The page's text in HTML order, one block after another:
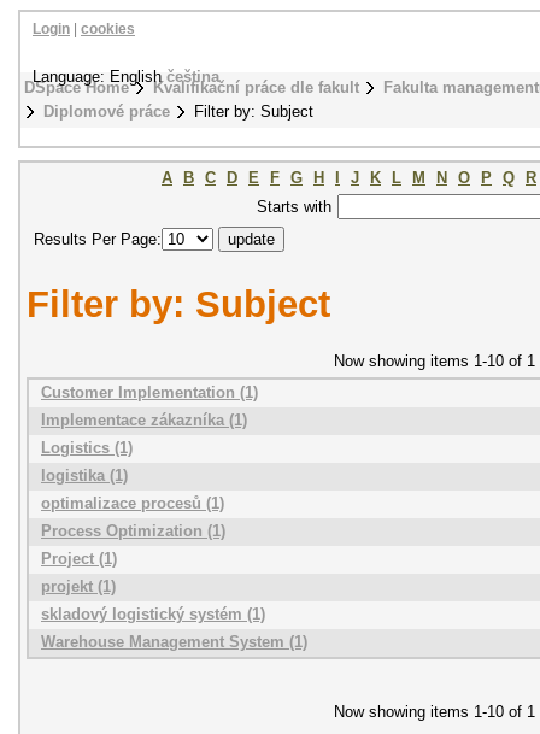
DSpace Home Kvalifikační práce dle fakult
Fakulta
Diplomové práce
Filter by: Subject
Login cookies
Language: Englishčeština
A B C D E F G H J K L M N O P Q
R
Starts with
Results Per Page:
Filter by: Subject
Now showing items 1-10 of 1
Customer Implementation (1)
Implementace zákazníka (1)
Logistics (1)
logistika (1)
optimalizace procesů (1)
Process Optimization (1)
Project (1)
projekt (1)
skladový logistický systém (1)
Warehouse Management System (1)
Now showing items 1-10 of 1